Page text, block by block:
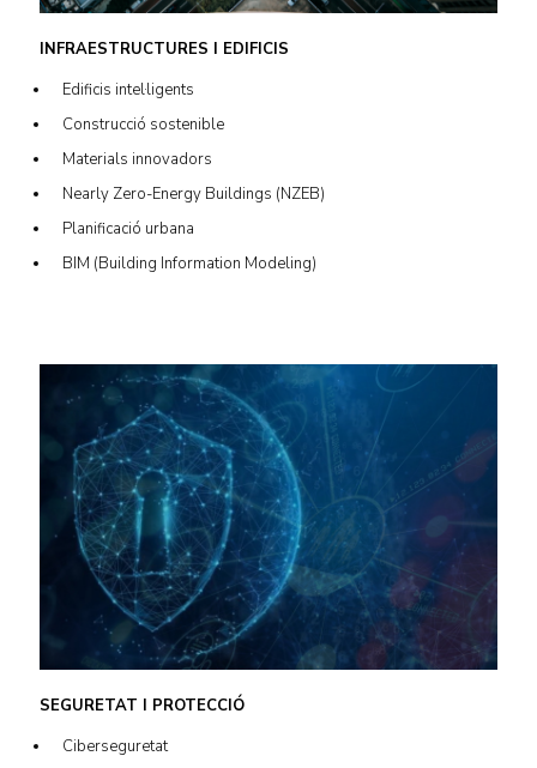
INFRAESTRUCTURES I EDIFICIS
Edificis intel·ligents
Construcció sostenible
Materials innovadors
Nearly Zero-Energy Buildings (NZEB)
Planificació urbana
BIM (Building Information Modeling)
SEGURETAT I PROTECCIÓ
Ciberseguretat